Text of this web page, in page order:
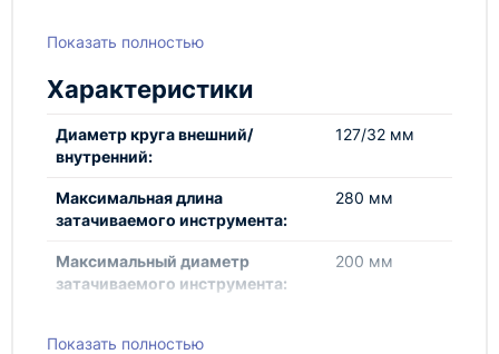
совершает возвратно-поступательное движение
Показать полностью
Характеристики
Диаметр круга внешний/
внутренний:
127/32 мм
Максимальная длина
затачиваемого инструмента:
280 мм
Максимальный диаметр
затачиваемого инструмента:
200 мм
Показать полностью